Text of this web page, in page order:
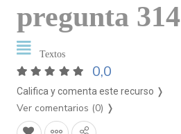
pregunta 314
Textos
0,0
Califica y comenta este recurso ❭
Ver comentarios (0) ❭